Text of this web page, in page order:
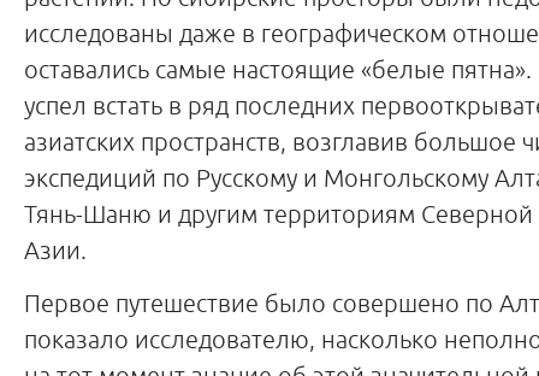
исследованы даже в географическом
оставались самые настоящие «белые
успел встать в ряд последних
азиатских пространств, возглавив большое
экспедиций по Русскому и Монгольскому
Тянь-Шаню и другим территориям
Азии.
Первое путешествие было совершено по
показало исследователю, насколько